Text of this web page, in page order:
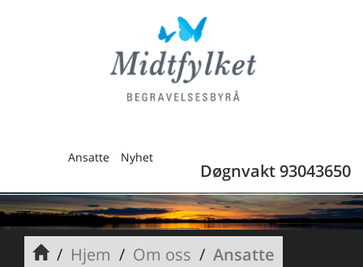
Ansatte Nyhet
Døgnvakt 93043650
Hjem Om oss Ansatte